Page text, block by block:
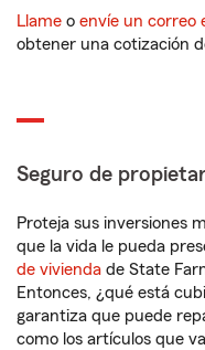
Llame o envíe un correo
obtener una cotización
Seguro de
Proteja sus inversiones
que la vida le pueda
de vivienda de State
Entonces, ¿qué está
garantiza que puede
como los artículos que